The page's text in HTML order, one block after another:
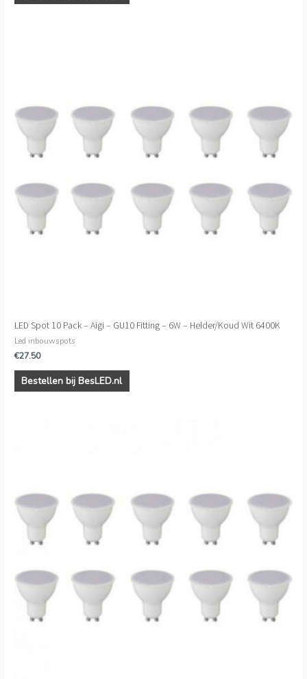
LED Spot 10 Pack – Aigi – GU10 Fitting – 6W – Helder/Koud Wit 6400K
Led inbouwspots
€27.50
Bestellen bij BesLED.nl